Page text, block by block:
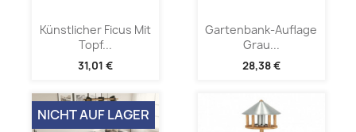
Künstlicher Ficus Mit
Topf...
31,01 €
Gartenbank-Auflage
Grau...
28,38 €
NICHT AUF LAGER